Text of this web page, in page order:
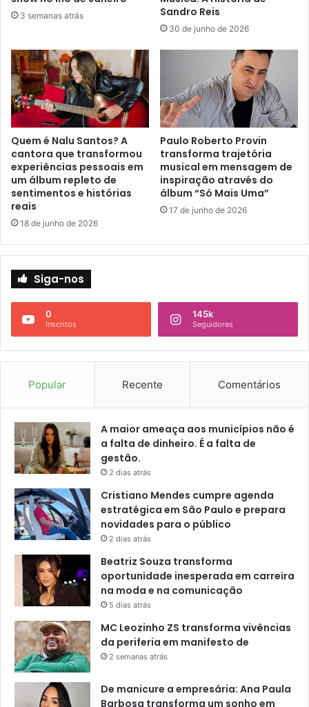
3 semanas atrás
Sandro Reis
30 de junho de 2026
Quem é Nalu Santos? A
cantora que transformou
experiências pessoais em
um álbum repleto de
sentimentos e histórias
reais
18 de junho de 2026
Paulo Roberto Provin
transforma trajetória
musical em mensagem de
inspiração através do
álbum “Só Mais Uma”
17 de junho de 2026
Siga-nos
0
Inscritos
145k
Seguidores
Popular Recente Comentários
A maior ameaça aos municípios não é
a falta de dinheiro. É a falta de
gestão.
2 dias atrás
Cristiano Mendes cumpre agenda
estratégica em São Paulo e prepara
novidades para o público
2 dias atrás
Beatriz Souza transforma
oportunidade inesperada em carreira
na moda e na comunicação
5 dias atrás
MC Leozinho ZS transforma vivências
da periferia em manifesto de
2 semanas atrás
De manicure a empresária: Ana Paula
Barbosa transforma um sonho em